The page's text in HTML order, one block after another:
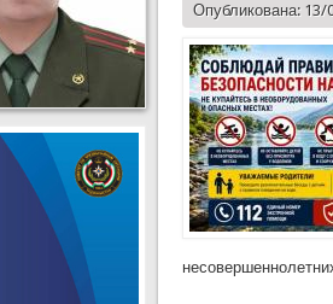
Опубликована: 13/